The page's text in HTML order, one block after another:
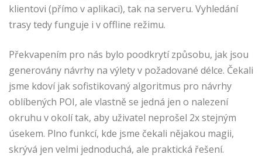
klientovi (přímo v aplikaci), tak na serveru. Vyhledání
trasy tedy funguje i v offline režimu.
Překvapením pro nás bylo poodkrytí způsobu, jak jsou
generovány návrhy na výlety v požadované délce. Čekali
jsme kdoví jak sofistikovaný algoritmus pro návrhy
oblíbených POI, ale vlastně se jedná jen o nalezení
okruhu v okolí tak, aby uživatel neprošel 2x stejným
úsekem. Plno funkcí, kde jsme čekali nějakou magii,
skrývá jen velmi jednoduchá, ale praktická řešení.